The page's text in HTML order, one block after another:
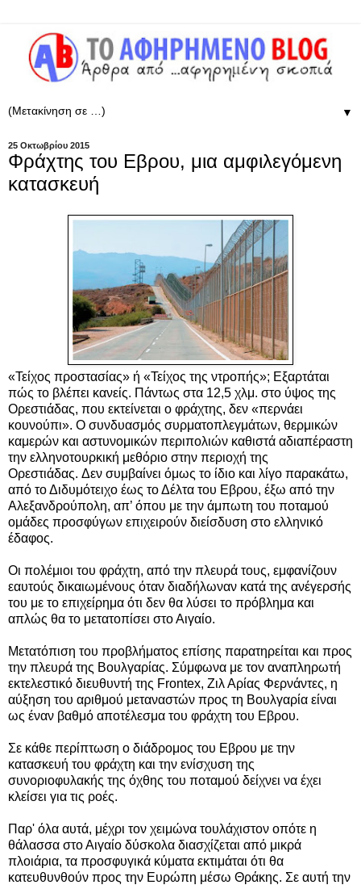
▼
25 Οκτωβρίου 2015
Φράχτης του Εβρου, μια αμφιλεγόμενη
κατασκευή
«Τείχος προστασίας» ή «Τείχος της ντροπής»; Εξαρτάται
πώς το βλέπει κανείς. Πάντως στα 12,5 χλμ. στο ύψος της
Ορεστιάδας, που εκτείνεται ο φράχτης, δεν «περνάει
κουνούπι». Ο συνδυασμός συρματοπλεγμάτων, θερμικών
καμερών και αστυνομικών περιπολιών καθιστά αδιαπέραστη
την ελληνοτουρκική μεθόριο στην περιοχή της
Ορεστιάδας. Δεν συμβαίνει όμως το ίδιο και λίγο παρακάτω,
από το Διδυμότειχο έως το Δέλτα του Εβρου, έξω από την
Αλεξανδρούπολη, απ’ όπου με την άμπωτη του ποταμού
ομάδες προσφύγων επιχειρούν διείσδυση στο ελληνικό
έδαφος.
Οι πολέμιοι του φράχτη, από την πλευρά τους, εμφανίζουν
εαυτούς δικαιωμένους όταν διαδήλωναν κατά της ανέγερσής
του με το επιχείρημα ότι δεν θα λύσει το πρόβλημα και
απλώς θα το μετατοπίσει στο Αιγαίο.
Μετατόπιση του προβλήματος επίσης παρατηρείται και προς
την πλευρά της Βουλγαρίας. Σύμφωνα με τον αναπληρωτή
εκτελεστικό διευθυντή της Frontex, Ζιλ Αρίας Φερνάντες, η
αύξηση του αριθμού μεταναστών προς τη Βουλγαρία είναι
ως έναν βαθμό αποτέλεσμα του φράχτη του Εβρου.
Σε κάθε περίπτωση ο διάδρομος του Εβρου με την
κατασκευή του φράχτη και την ενίσχυση της
συνοριοφυλακής της όχθης του ποταμού δείχνει να έχει
κλείσει για τις ροές.
Παρ' όλα αυτά, μέχρι τον χειμώνα τουλάχιστον οπότε η
θάλασσα στο Αιγαίο δύσκολα διασχίζεται από μικρά
πλοιάρια, τα προσφυγικά κύματα εκτιμάται ότι θα
κατευθυνθούν προς την Ευρώπη μέσω Θράκης. Σε αυτή την